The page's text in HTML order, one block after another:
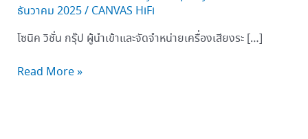
ธันวาคม 2025/ CANVAS HiFi
โซนิค วิชั่น กรุ๊ป ผู้นำเข้าและจัดจำหน่ายเครื่องเสียงระ […]
Read More »